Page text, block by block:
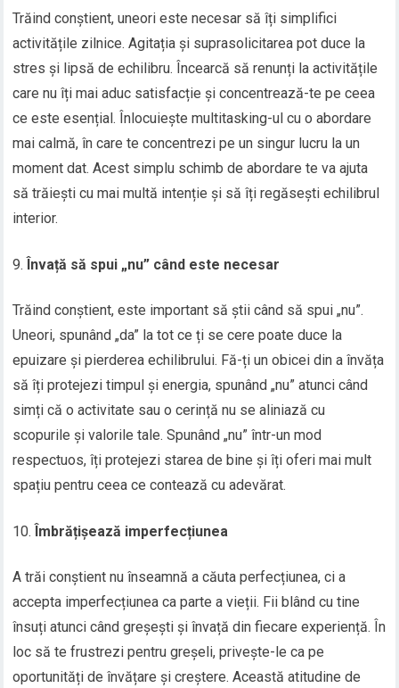
Trăind conștient, uneori este necesar să îți simplifici
activitățile zilnice. Agitația și suprasolicitarea pot duce la
stres și lipsă de echilibru. Încearcă să renunți la activitățile
care nu îți mai aduc satisfacție și concentrează-te pe ceea
ce este esențial. Înlocuiește multitasking-ul cu o abordare
mai calmă, în care te concentrezi pe un singur lucru la un
moment dat. Acest simplu schimb de abordare te va ajuta
să trăiești cu mai multă intenție și să îți regăsești echilibrul
interior.
Învață să spui „nu” când este necesar
Trăind conștient, este important să știi când să spui „nu”.
Uneori, spunând „da” la tot ce ți se cere poate duce la
epuizare și pierderea echilibrului. Fă-ți un obicei din a învăța
să îți protejezi timpul și energia, spunând „nu” atunci când
simți că o activitate sau o cerință nu se aliniază cu
scopurile și valorile tale. Spunând „nu” într-un mod
respectuos, îți protejezi starea de bine și îți oferi mai mult
spațiu pentru ceea ce contează cu adevărat.
Îmbrățișează imperfecțiunea
A trăi conștient nu înseamnă a căuta perfecțiunea, ci a
accepta imperfecțiunea ca parte a vieții. Fii blând cu tine
însuți atunci când greșești și învață din fiecare experiență. În
loc să te frustrezi pentru greșeli, privește-le ca pe
oportunități de învățare și creștere. Această atitudine de